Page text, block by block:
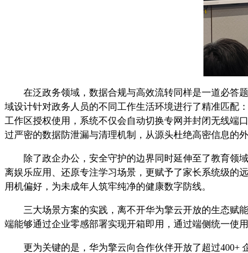
在泛政务领域，数据合规与高效流转同样是一道必答
域设计针对政务人员的不同工作生活环境进行了精准匹配
工作区授权使用，系统不仅会自动切换专网并封闭无线端
过严密的数据防泄漏与清理机制，从源头杜绝高密信息的外
除了政企办公，安全守护的边界同时延伸至了教育领
离娱乐应用、还原专注学习场景，更赋予了家长系统级的
用机偏好，为未成年人筑牢纯净的健康数字防线。
三大场景方案的实践，离不开华为擎云开放的生态赋
端能够通过企业零感部署实现开箱即用，通过端侧统一使
更为关键的是，华为擎云向合作伙伴开放了超过400+